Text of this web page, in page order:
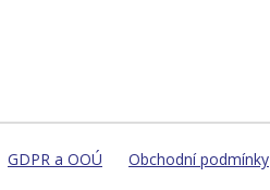
GDPR a OOÚ Obchodní podmínky